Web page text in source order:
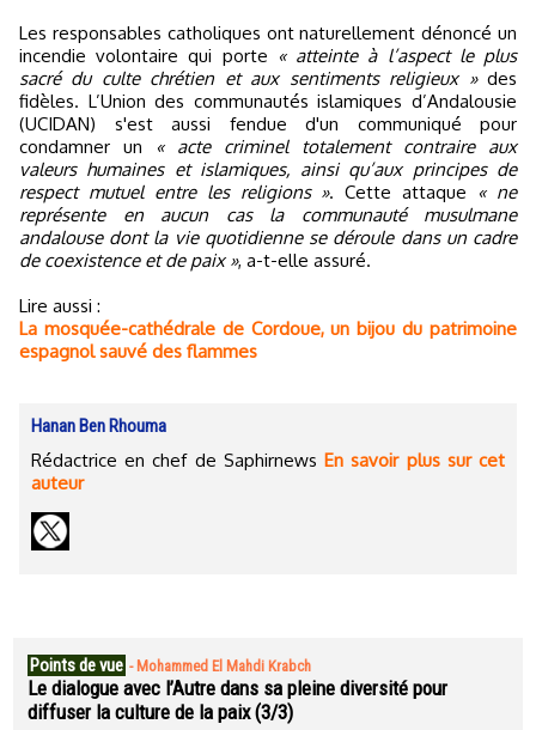
Les responsables catholiques ont naturellement dénoncé un
incendie volontaire qui porte « atteinte à l’aspect le plus
sacré du culte chrétien et aux sentiments religieux »des
fidèles. L’Union des communautés islamiques d’Andalousie
(UCIDAN) s'est aussi fendue d'un communiqué pour
condamner un
« acte criminel totalement contraire aux
valeurs humaines et islamiques, ainsi qu’aux principes de
respect mutuel entre les religions ». Cette attaque « ne
représente en aucun cas la communauté musulmane
andalouse dont la vie quotidienne se déroule dans un cadre
de coexistence et de paix », a-t-elle assuré.
Lire aussi :
La mosquée-cathédrale de Cordoue, un bijou du patrimoine
espagnol sauvé des flammes
Hanan Ben Rhouma
Rédactrice en chef de SaphirnewsEn savoir plus sur cet
auteur
Points de vue - Mohammed El Mahdi Krabch
Le dialogue avec l’Autre dans sa pleine diversité pour
diffuser la culture de la paix (3/3)